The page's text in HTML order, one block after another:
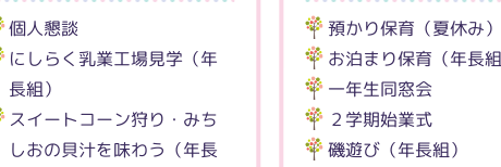
個人懇談
にしらく乳業工場見学（年
長組）
スイートコーン狩り・みち
しおの貝汁を味わう（年長
預かり保育（夏休み）
お泊まり保育（年長組
一年生同窓会
２学期始業式
磯遊び（年長組）